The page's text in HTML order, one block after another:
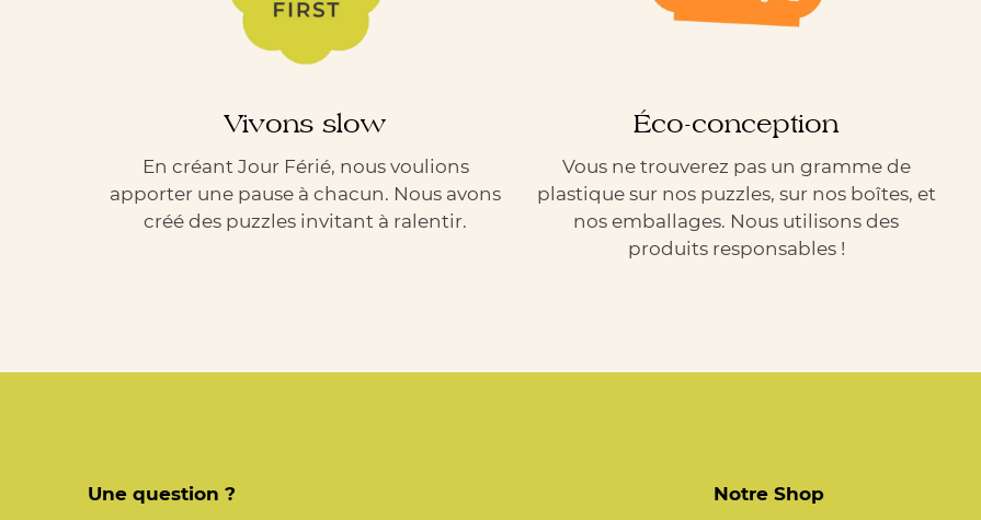
Vivons slow
En créant Jour Férié, nous voulions
apporter une pause à chacun. Nous avons
créé des puzzles invitant à ralentir.
Éco-conception
Vous ne trouverez pas un gramme de
plastique sur nos puzzles, sur nos boîtes, et
nos emballages. Nous utilisons des
produits responsables !
Une question ? Notre Shop